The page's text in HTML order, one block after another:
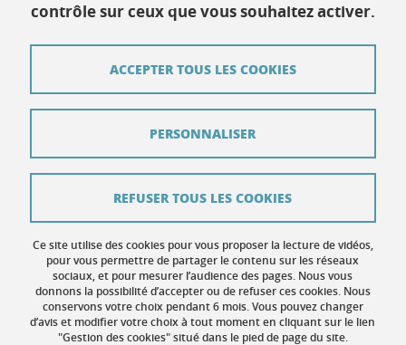
Contact
Mentions légales
Contribuer
Gestion des cookies
Accessibilité : non conforme
contrôle sur ceux que vous souhaitez activer.
Ce site utilise des cookies pour vous proposer la lecture de vidéos,
pour vous permettre de partager le contenu sur les réseaux
sociaux, et pour mesurer l’audience des pages. Nous vous
donnons la possibilité d’accepter ou de refuser ces cookies. Nous
conservons votre choix pendant 6 mois. Vous pouvez changer
d’avis et modifier votre choix à tout moment en cliquant sur le lien
"Gestion des cookies" situé dans le pied de page du site.
ACCEPTER TOUS LES COOKIES
REFUSER TOUS LES COOKIES
PERSONNALISER